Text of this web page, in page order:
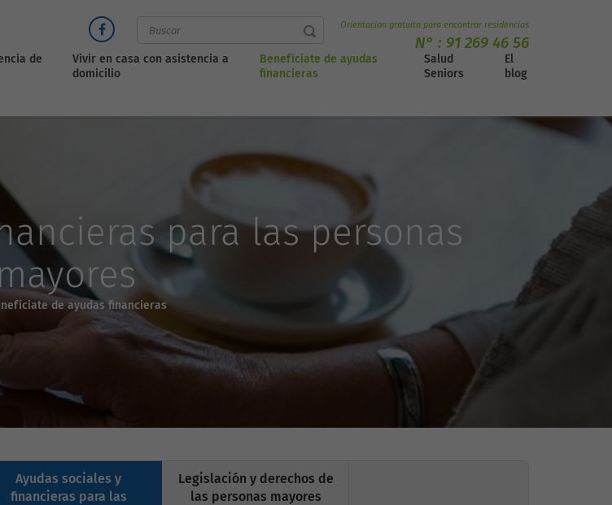
Orientacion gratuita para encontrar residencias
N° : 91 269 46 56
de
Vivir en casa con asistencia a
domicilio
Benefíciate de ayudas
financieras
Salud
Seniors
El
blog
para las personas
mayores
de ayudas financieras
Ayudas sociales y
financieras para las
Legislación y derechos de
las personas mayores